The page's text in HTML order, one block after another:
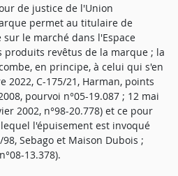
de justice de l'Union
permet au titulaire de
le marché dans l'Espace
produits revêtus de la marque ; la
en principe, à celui qui s'en
2022, C-175/21, Harman, points
pourvoi n°05-19.087 ; 12 mai
2002, n°98-20.778) et ce pour
l'épuisement est invoqué
98, Sebago et Maison Dubois ;
13.378).